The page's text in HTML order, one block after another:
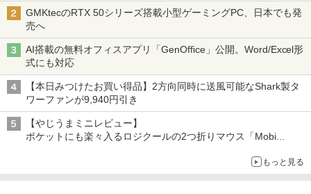
On My Road (Stadium ver.)
￥250
￥1,653
強炭酸水 ペットボトル 500ミリリットル (Sm
art Basic)
￥1,625
￥810
ONE PIECE モノクロ版 115 (ジャンプコミッ
￥594
パソコン Windows11 office付き｜Core
i3 第10世代｜メモリ8GB SSD256GB｜1
中古パソコン｜Microsoft office 2019搭
載｜ノートパソコン｜中古パソコン｜パ
ソコン｜中古ノートPC｜ノートPC
￥29,800
インチ256GB Windows11 Pro 64bit
【送料無料】【1年保証】
￥22,800
4
HP ProDesk 400 G7 SFF Core i3-10100
/ DDR4メモリ8GB / SSD256GBWin11Pr
o 64bit 搭載 【中古】 デスクトップパソ
コン
HM-N43 NT140FHM-N44 NT140FHM-N
45 交換用 FullHD 1920x1080 IPS LED L
ネル
￥9,800
00-8/11 01:59】Xiaomi Monitor A24i 20
4
ちいかわ なんか小さくてかわいいやつ
￥1,210
うごく！あそべる！ 超かんたん工作
（全6巻） （0） [ ヒダ オサム ]
GMKtecのRTX 50シリーズ搭載小型ゲーミングPC、日本でも発
売へ
AI搭載の無料オフィスアプリ「GenOffice」公開。Word/Excel形
式にも対応
【本日みつけたお買い得品】2方向同時に送風可能なShark製タ
ワーファンが9,940円引き
【やじうまミニレビュー】
ポケットにも楽々入るロジクールの2つ折りマウス「Mobi
もっと見る